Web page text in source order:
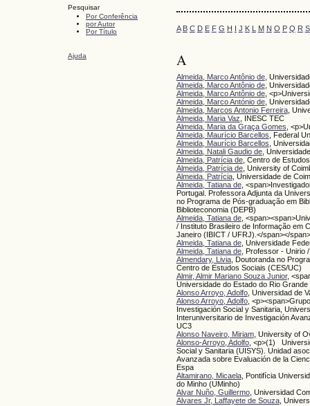
Pesquisar
Por Conferência
por Autor
Por Título
Ajuda
A B C D E F G H I J K L M N O P Q R S
A
Almeida, Marco Antônio de,
Almeida, Marco Antônio de,
Almeida, Marco Antônio de,
Almeida, Marco António de,
Almeida, Marcos Antonio Ferreira,
Almeida, Maria Vaz , INESC TEC
Almeida, Maria da Graça Gomes ,
Almeida, Maurício Barcellos , Federal
Almeida, Maurício Barcellos ,
Almeida, Natali Gaudio de,
Almeida, Patrícia de, Centro de
Almeida, Patrícia de, University of
Almeida, Patrícia, Universidade de
Almeida, Tatiana de,
Portugal. Professora Adjunta da
no Programa de Pós-graduação em
Biblioteconomia (DEPB)
Almeida, Tatiana de,
/ Instituto Brasileiro de Informação em
Janeiro (IBICT / UFRJ).</span></span>
Almeida, Tatiana de, Universidade
Almeida, Tatiana de, Professor - Unirio
Almendary, Livia, Doutoranda no
Centro de Estudos Sociais (CES/UC)
Almir, Almir Mariano Souza Junior,
Universidade do Estado do Rio
Alonso Arroyo, Adolfo, Universidad de
Alonso Arroyo, Adolfo,
Investigación Social y Sanitaria,
Interuniversitario de Investigación
UC3
Alonso Naveiro, Miriam, University of
Alonso-Arroyo, Adolfo, <p>(1)
Social y Sanitaria (UISYS). Unidad
Avanzada sobre Evaluación de la
Espa
Altamirano, Micaela, Pontifícia
do Minho (UMinho)
Alvar Nuño, Guillermo, Universidad
Alvares Jr, Laffayete de Souza,